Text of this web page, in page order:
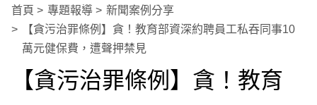
首頁 專題報導
新聞案例分享
【貪污治罪條例】貪！教育部資深約聘員工私吞同事10
萬元健保費，遭聲押禁見
【貪污治罪條例】貪！教育